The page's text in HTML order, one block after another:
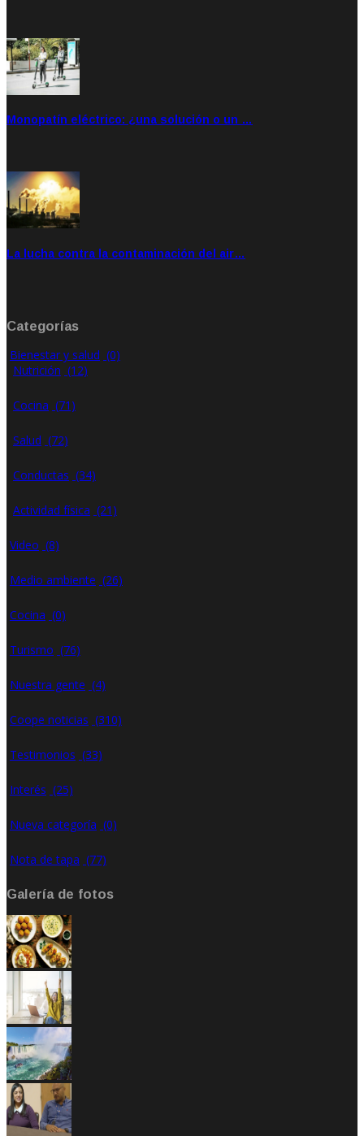
Sep 22, 2020
Monopatín eléctrico: ¿una solución o un …
La lucha contra la contaminación del air…
Categorías
Bienestar y salud (0)
Nutrición (12)
Cocina (71)
Salud (72)
Conductas (34)
Actividad física (21)
Video (8)
Medio ambiente (26)
Cocina (0)
Turismo (76)
Nuestra gente (4)
Coope noticias (310)
Testimonios (33)
Interés (25)
Nueva categoría (0)
Nota de tapa (77)
Galería de fotos